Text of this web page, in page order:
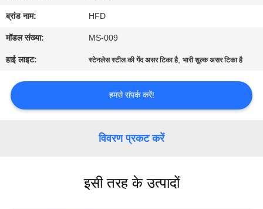
गुणवत्ता
नियंत्रण
संपर्क
करें
ब्रांड नाम: HFD
मॉडल संख्या: MS-009
हाई लाइट: स्टेनलेस स्टील की गेंद असर टिका है,भारी शुल्क असर टिका है
हमसे संपर्क करें!
विवरण प्रकट करें
इसी तरह के उत्पादों